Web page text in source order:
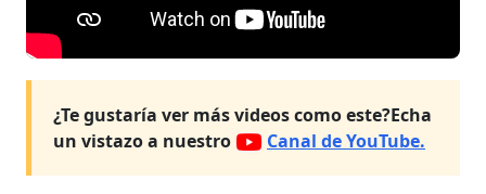
¿Te gustaría ver más videos como este?Echa
un vistazo a nuestro
Canal de YouTube.